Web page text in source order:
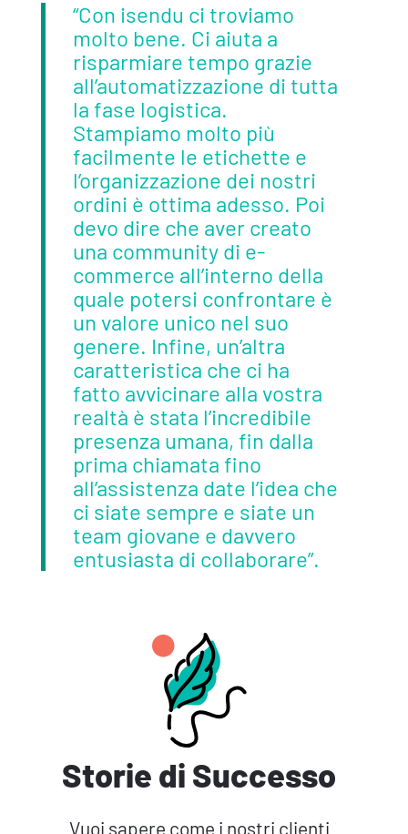
“Con isendu ci troviamo
molto bene. Ci aiuta a
risparmiare tempo grazie
all’automatizzazione di tutta
la fase logistica.
Stampiamo molto più
facilmente le etichette e
l’organizzazione dei nostri
ordini è ottima adesso. Poi
devo dire che aver creato
una community di e-
commerce all’interno della
quale potersi confrontare è
un valore unico nel suo
genere. Infine, un’altra
caratteristica che ci ha
fatto avvicinare alla vostra
realtà è stata l’incredibile
presenza umana, fin dalla
prima chiamata fino
all’assistenza date l’idea che
ci siate sempre e siate un
team giovane e davvero
entusiasta di collaborare”.
Storie di Successo
Vuoi sapere come i nostri clienti